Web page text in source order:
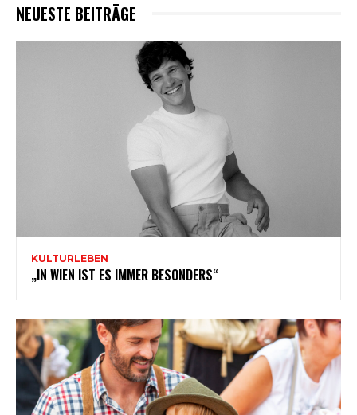
NEUESTE BEITRÄGE
KULTURLEBEN
„IN WIEN IST ES IMMER BESONDERS“